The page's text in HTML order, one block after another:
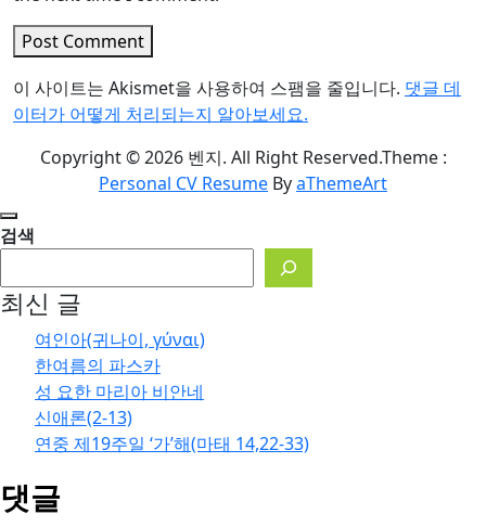
Post Comment
이 사이트는 Akismet을 사용하여 스팸을 줄입니다. 댓글 데
이터가 어떻게 처리되는지 알아보세요.
Copyright © 2026 벤지. All Right Reserved.Theme :
Personal CV Resume ByaThemeArt
검색
최신 글
여인아(귀나이, γύναι)
한여름의 파스카
성 요한 마리아 비안네
신애론(2-13)
연중 제19주일 ‘가’해(마태 14,22-33)
댓글